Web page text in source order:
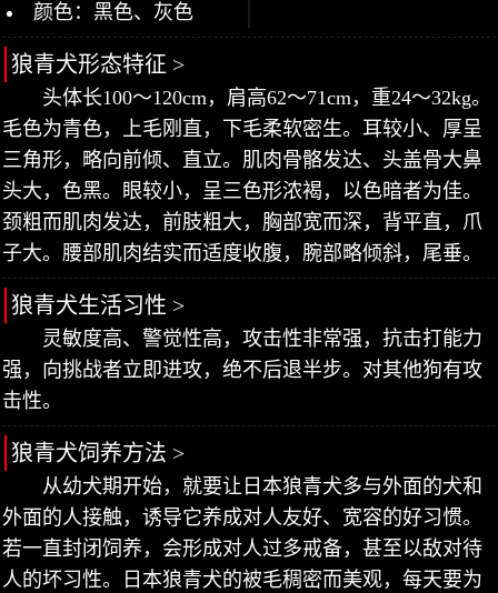
颜色：黑色、灰色
狼青犬形态特征 >
头体长100～120cm，肩高62～71cm，重24～32kg。
毛色为青色，上毛刚直，下毛柔软密生。耳较小、厚呈
三角形，略向前倾、直立。肌肉骨骼发达、头盖骨大鼻
头大，色黑。眼较小，呈三色形浓褐，以色暗者为佳。
颈粗而肌肉发达，前肢粗大，胸部宽而深，背平直，爪
子大。腰部肌肉结实而适度收腹，腕部略倾斜，尾垂。
狼青犬生活习性 >
灵敏度高、警觉性高，攻击性非常强，抗击打能力
强，向挑战者立即进攻，绝不后退半步。对其他狗有攻
击性。
狼青犬饲养方法 >
从幼犬期开始，就要让日本狼青犬多与外面的犬和
外面的人接触，诱导它养成对人友好、宽容的好习惯。
若一直封闭饲养，会形成对人过多戒备，甚至以敌对待
人的坏习性。日本狼青犬的被毛稠密而美观，每天要为